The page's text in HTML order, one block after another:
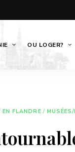
OU LOGER?
EN FLANDRE /